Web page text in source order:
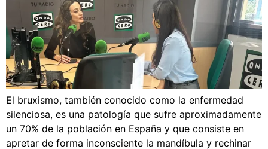
El bruxismo, también conocido como la enfermedad
silenciosa, es una patología que sufre aproximadamente
un 70% de la población en España y que consiste en
apretar de forma inconsciente la mandíbula y rechinar